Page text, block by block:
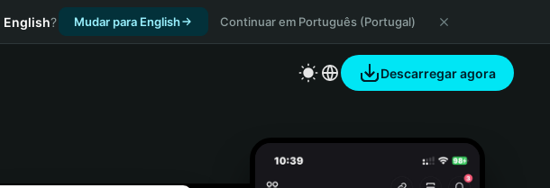
English? Mudar para English Continuar em Português (Portugal)
Descarregar agora